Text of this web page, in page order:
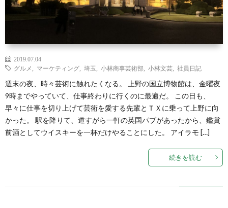
2019.07.04
グルメ
マーケティング 埼玉 小林商事芸術部 小林文芸 社員日記
週末の夜、時々芸術に触れたくなる。 上野の国立博物館は、金曜夜
9時までやっていて、仕事終わりに行くのに最適だ。 この日も、
早々に仕事を切り上げて芸術を愛する先輩とＴＸに乗って上野に向
かった。 駅を降りて、道すがら一軒の英国パブがあったから、鑑賞
前酒としてウイスキーを一杯だけやることにした。 アイラモ […]
続きを読む